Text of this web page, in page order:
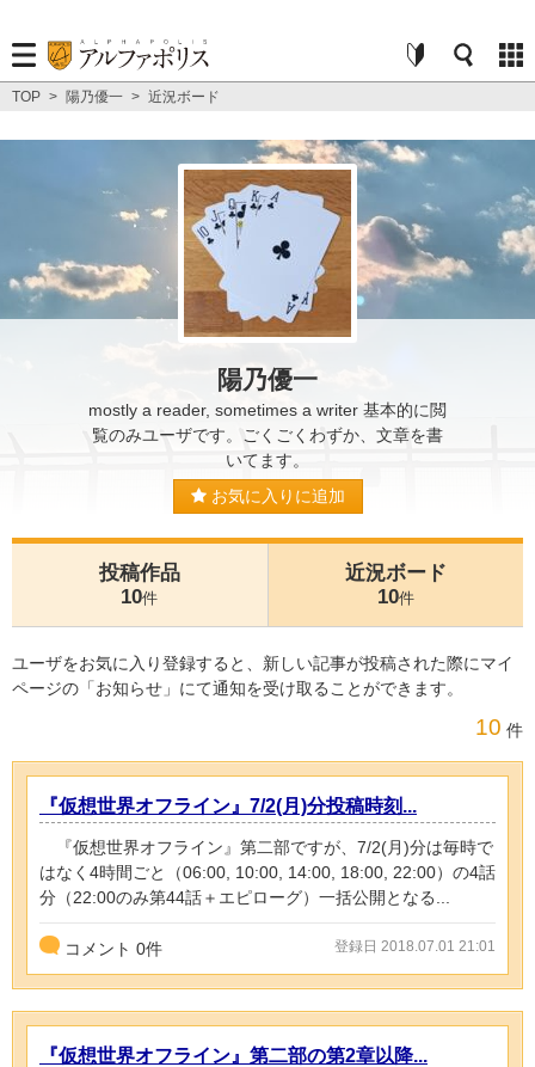
TOP > 陽乃優一 > 近況ボード
陽乃優一
mostly a reader, sometimes a writer 基本的に閲
覧のみユーザです。ごくごくわずか、文章を書
いてます。
お気に入りに追加
投稿作品
10件
近況ボード
10件
ユーザをお気に入り登録すると、新しい記事が投稿された際にマイ
ページの「お知らせ」にて通知を受け取ることができます。
10 件
『仮想世界オフライン』7/2(月)分投稿時刻...
『仮想世界オフライン』第二部ですが、7/2(月)分は毎時で
はなく4時間ごと（06:00, 10:00, 14:00, 18:00, 22:00）の4話
分（22:00のみ第44話＋エピローグ）一括公開となる...
コメント 0件 登録日 2018.07.01 21:01
『仮想世界オフライン』第二部の第2章以降...